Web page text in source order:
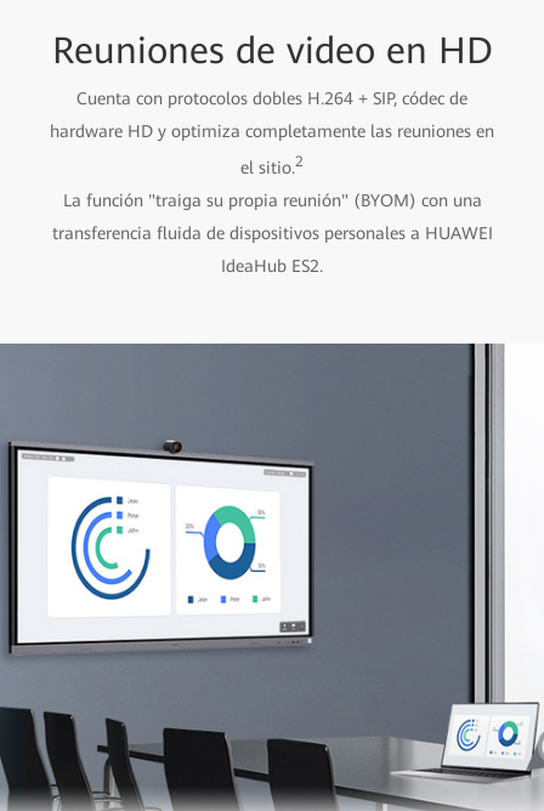
Reuniones de video en HD
Cuenta con protocolos dobles H.264 + SIP, códec de
hardware HD y optimiza completamente las reuniones en
el sitio.2
La función "traiga su propia reunión" (BYOM) con una
transferencia fluida de dispositivos personales a HUAWEI
IdeaHub ES2.